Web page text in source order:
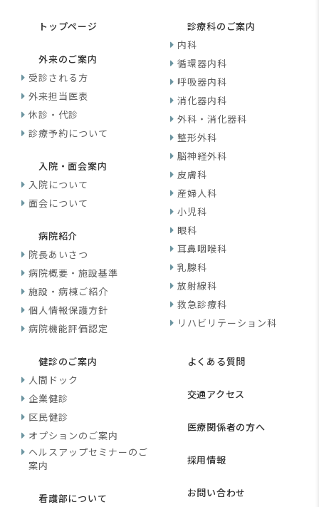
トップページ
外来のご案内
受診される方
外来担当医表
休診・代診
診療予約について
入院・面会案内
入院について
面会について
病院紹介
院長あいさつ
病院概要・施設基準
施設・病棟ご紹介
個人情報保護方針
病院機能評価認定
診療科のご案内
内科
循環器内科
呼吸器内科
消化器内科
外科・消化器科
整形外科
脳神経外科
皮膚科
産婦人科
小児科
眼科
耳鼻咽喉科
乳腺科
放射線科
救急診療科
リハビリテーション科
健診のご案内
人間ドック
企業健診
区民健診
オプションのご案内
ヘルスアップセミナーのご
案内
看護部について
よくある質問
交通アクセス
医療関係者の方へ
採用情報
お問い合わせ